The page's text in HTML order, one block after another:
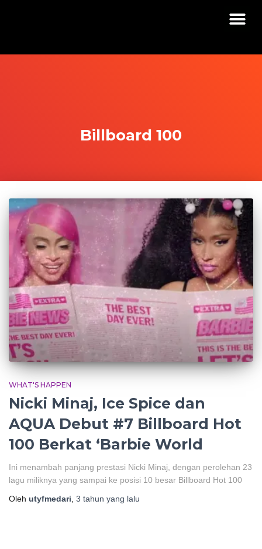
Billboard 100
WHAT'S HAPPEN
Nicki Minaj, Ice Spice dan
AQUA Debut #7 Billboard Hot
100 Berkat ‘Barbie World
Ini menambah panjang prestasi Nicki Minaj, dengan perolehan 23
lagu miliknya yang sampai ke posisi 10 besar Billboard Hot 100
Oleh utyfmedari 3 tahun yang lalu